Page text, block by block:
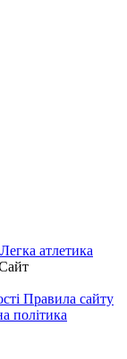
Легка атлетика
Правила сайту
політика